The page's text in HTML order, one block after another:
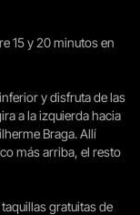
15 y 20 minutos en
y disfruta de las
a la izquierda hacia
Braga. Allí
más arriba, el resto
gratuitas de